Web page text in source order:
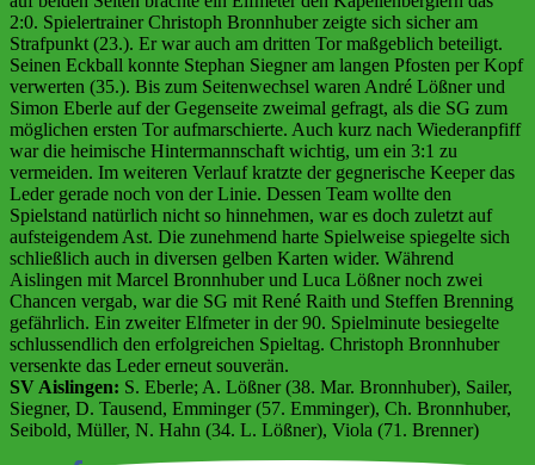
2:0. Spielertrainer Christoph Bronnhuber zeigte sich sicher am
Strafpunkt (23.). Er war auch am dritten Tor maßgeblich beteiligt.
Seinen Eckball konnte Stephan Siegner am langen Pfosten per Kopf
verwerten (35.). Bis zum Seitenwechsel waren André Lößner und
Simon Eberle auf der Gegenseite zweimal gefragt, als die SG zum
möglichen ersten Tor aufmarschierte. Auch kurz nach Wiederanpfiff
war die heimische Hintermannschaft wichtig, um ein 3:1 zu
vermeiden. Im weiteren Verlauf kratzte der gegnerische Keeper das
Leder gerade noch von der Linie. Dessen Team wollte den
Spielstand natürlich nicht so hinnehmen, war es doch zuletzt auf
aufsteigendem Ast. Die zunehmend harte Spielweise spiegelte sich
schließlich auch in diversen gelben Karten wider. Während
Aislingen mit Marcel Bronnhuber und Luca Lößner noch zwei
Chancen vergab, war die SG mit René Raith und Steffen Brenning
gefährlich. Ein zweiter Elfmeter in der 90. Spielminute besiegelte
schlussendlich den erfolgreichen Spieltag. Christoph Bronnhuber
versenkte das Leder erneut souverän.
SV Aislingen: S. Eberle; A. Lößner (38. Mar. Bronnhuber), Sailer,
Siegner, D. Tausend, Emminger (57. Emminger), Ch. Bronnhuber,
Seibold, Müller, N. Hahn (34. L. Lößner), Viola (71. Brenner)